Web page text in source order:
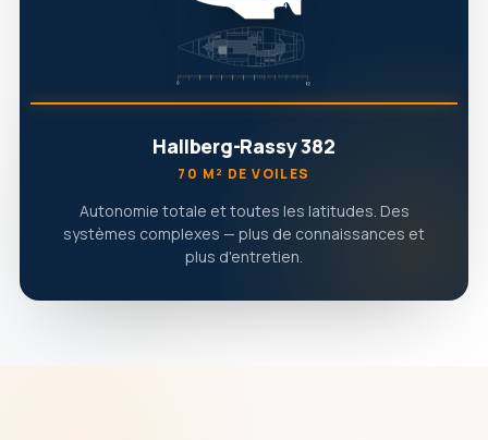
Hallberg-Rassy 382
70 M² DE VOILES
Autonomie totale et toutes les latitudes. Des
systèmes complexes — plus de connaissances et
plus d'entretien.